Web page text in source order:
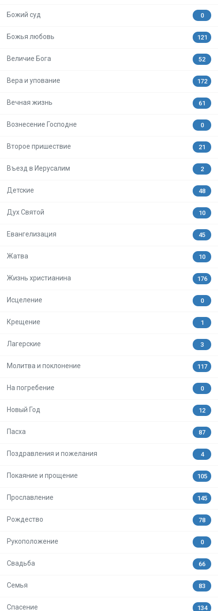
Божий суд 0
Божья любовь 121
Величие Бога 52
Вера и упование 172
Вечная жизнь 61
Вознесение Господне 0
Второе пришествие 21
Въезд в Иерусалим 2
Детские 48
Дух Святой 10
Евангелизация 45
Жатва 10
Жизнь христианина 176
Исцеление 0
Крещение 1
Лагерские 3
Молитва и поклонение 117
На погребение 0
Новый Год 12
Пасха 87
Поздравления и пожелания 4
Покаяние и прощение 105
Прославление 145
Рождество 78
Рукоположение 0
Свадьба 66
Семья 83
Спасение 134